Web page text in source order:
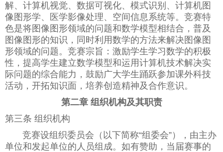
解、计算机视觉、数据可视化、模式识别、计算机图
像图形学、医学影像处理、空间信息系统等。竞赛特
色是将图像图形领域的问题和数学模型相结合，普及
图像图形的知识，同时利用数学的方法来解决图像图
形领域的问题。竞赛宗旨：激励学生学习数学的积极
性，提高学生建立数学模型和运用计算机技术解决实
际问题的综合能力，鼓励广大学生踊跃参加课外科技
活动，开拓知识面，培养创造精神及合作意识。
第二章 组织机构及其职责
第三条 组织机构
竞赛设组织委员会（以下简称“组委会”），由主办
单位和发起单位的人员组成。如有赞助，当届赛事的